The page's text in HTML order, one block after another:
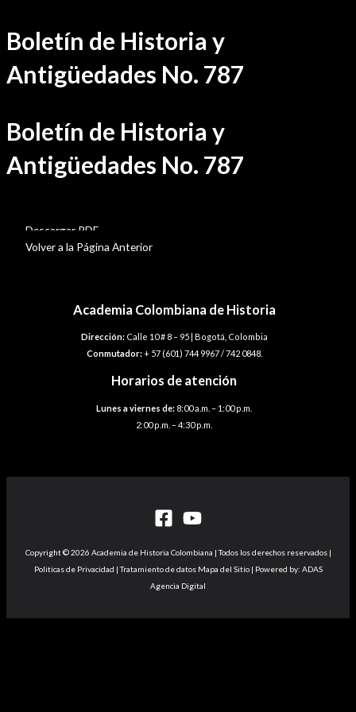
Ir
al
contenido
Boletín de Historia y
Antigüedades No. 787
Boletín de Historia y
Antigüedades No. 787
Descargar PDF
Volver a la Página Anterior
Academia Colombiana de Historia
Dirección:Calle 10 # 8 – 95 | Bogotá, Colombia
Conmutador:+ 57 (601) 744 9967 / 742 0848.
Horarios de atención
Lunes a viernes de: 8:00 a.m. – 1:00 p.m.
2:00 p.m. – 4:30 p.m.
Copyright © 2026 Academia de Historia Colombiana | Todos los derechos reservados |
Politicas de Privacidad | Tratamiento de datos Mapa del Sitio | Powered by: ADAS
Agencia Digital